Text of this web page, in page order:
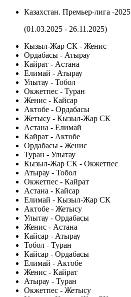
Казахстан. Премьер-лига -2025
(01.03.2025 - 26.11.2025)
Кызыл-Жар СК - Женис
Ордабасы - Атырау
Кайрат - Астана
Елимай - Атырау
Улытау - Тобол
Окжетпес - Туран
Женис - Кайсар
Актобе - Ордабасы
Жетысу - Кызыл-Жар СК
Астана - Елимай
Кайрат - Актобе
Ордабасы - Женис
Туран - Улытау
Кызыл-Жар СК - Окжетпес
Атырау - Тобол
Окжетпес - Кайрат
Астана - Кайсар
Елимай - Кызыл-Жар СК
Актобе - Жетысу
Улытау - Ордабасы
Женис - Астана
Кайсар - Атырау
Тобол - Туран
Кайсар - Ордабасы
Елимай - Актобе
Женис - Кайрат
Атырау - Туран
Окжетпес - Жетысу